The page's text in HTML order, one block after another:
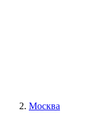
Москва